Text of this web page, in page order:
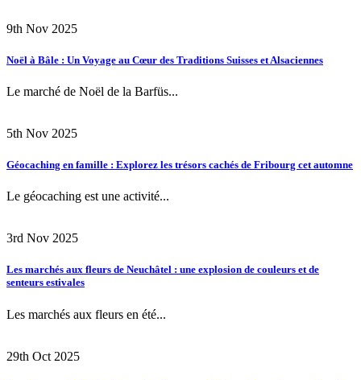
9th Nov 2025
Noël à Bâle : Un Voyage au Cœur des Traditions Suisses et Alsaciennes
Le marché de Noël de la Barfüs...
5th Nov 2025
Géocaching en famille : Explorez les trésors cachés de Fribourg cet automne
Le géocaching est une activité...
3rd Nov 2025
Les marchés aux fleurs de Neuchâtel : une explosion de couleurs et de
senteurs estivales
Les marchés aux fleurs en été...
29th Oct 2025